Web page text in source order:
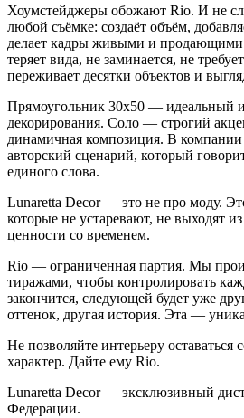
Хоумстейджеры обожают Rio. И не
любой съёмке: создаёт объём,
делает кадры живыми и
теряет вида, не заминается, не
переживает десятки объектов и
Прямоугольник 30х50 — идеальный
декорирования. Соло — строгий
динамичная композиция. В
авторский сценарий, который
единого слова.
Lunaretta Decor — это не про моду.
которые не устаревают, не выходят
ценности со временем.
Rio — ограниченная партия. Мы
тиражами, чтобы контролировать
закончится, следующей будет уже
оттенок, другая история. Эта —
Не позволяйте интерьеру оставаться
характер. Дайте ему Rio.
Lunaretta Decor — эксклюзивный
Федерации.